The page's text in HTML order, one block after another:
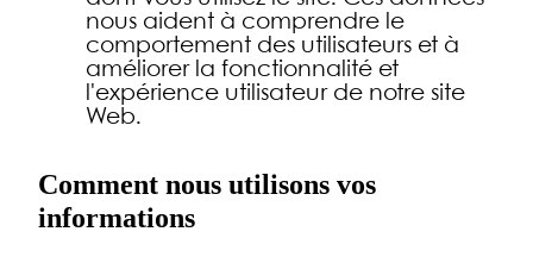
nous aident à comprendre le
comportement des utilisateurs et à
améliorer la fonctionnalité et
l'expérience utilisateur de notre site
Web.
Comment nous utilisons vos
informations